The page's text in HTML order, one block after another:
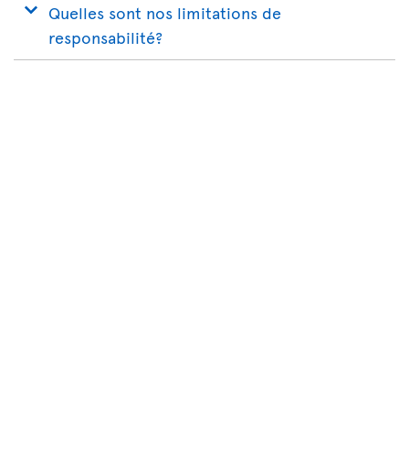
Quelles sont nos limitations de
responsabilité?